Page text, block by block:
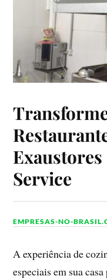
Service
EMPRESAS-NO-
A experiência de
especiais em sua